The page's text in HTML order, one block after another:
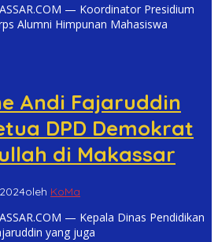
— Koordinator Presidium
Alumni Himpunan Mahasiswa
Andi Fajaruddin
DPD Demokrat
di Makassar
oleh KoMa
— Kepala Dinas Pendidikan
yang juga